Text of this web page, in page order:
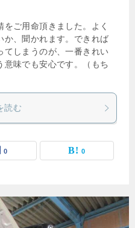
ご用命頂きました。よく
か、聞かれます。できれば
てしまうのが、一番きれい
意味でも安心です。（もち
読む
0 0